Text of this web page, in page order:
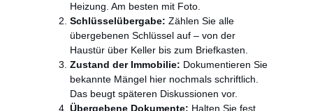
Heizung. Am besten mit Foto.
Schlüsselübergabe: Zählen Sie alle
übergebenen Schlüssel auf – von der
Haustür über Keller bis zum Briefkasten.
Zustand der Immobilie: Dokumentieren Sie
bekannte Mängel hier nochmals schriftlich.
Das beugt späteren Diskussionen vor.
Übergebene Dokumente: Halten Sie fest,